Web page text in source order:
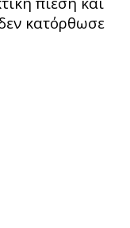
κατόρθωσε